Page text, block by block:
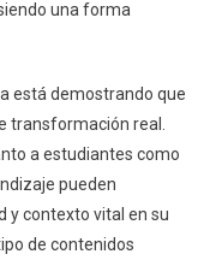
una forma
está demostrando que
transformación real.
a estudiantes como
pueden
y contexto vital en su
de contenidos